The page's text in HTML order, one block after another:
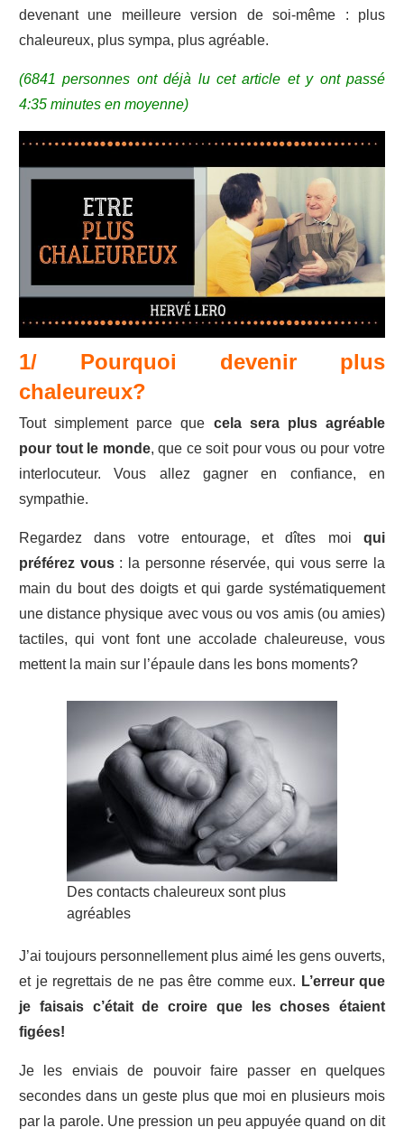
devenant une meilleure version de soi-même : plus
chaleureux, plus sympa, plus agréable.
(6841 personnes ont déjà lu cet article et y ont passé
4:35 minutes en moyenne)
1/ Pourquoi devenir plus
chaleureux?
Tout simplement parce que cela sera plus agréable
pour tout le monde, que ce soit pour vous ou pour votre
interlocuteur. Vous allez gagner en confiance, en
sympathie.
Regardez dans votre entourage, et dîtes moi qui
préférez vous: la personne réservée, qui vous serre la
main du bout des doigts et qui garde systématiquement
une distance physique avec vous ou vos amis (ou amies)
tactiles, qui vont font une accolade chaleureuse, vous
mettent la main sur l’épaule dans les bons moments?
Des contacts chaleureux sont plus
agréables
J’ai toujours personnellement plus aimé les gens ouverts,
et je regrettais de ne pas être comme eux. L’erreur que
je faisais c’était de croire que les choses étaient
figées!
Je les enviais de pouvoir faire passer en quelques
secondes dans un geste plus que moi en plusieurs mois
par la parole. Une pression un peu appuyée quand on dit